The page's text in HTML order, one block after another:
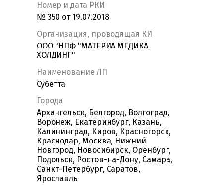
Номер и дата РКИ
№ 350 от 19.07.2018
Организация, проводящая КИ
ООО "НПФ "МАТЕРИА МЕДИКА
ХОЛДИНГ"
Наименование ЛП
Субетта
Города
Архангельск, Белгород, Волгоград,
Воронеж, Екатеринбург, Казань,
Калининград, Киров, Красногорск,
Краснодар, Москва, Нижний
Новгород, Новосибирск, Оренбург,
Подольск, Ростов-на-Дону, Самара,
Санкт-Петербург, Саратов,
Ярославль